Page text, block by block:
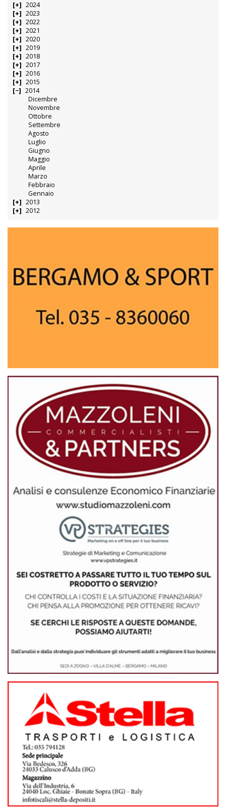
2024
2023
2022
2021
2020
2019
2018
2017
2016
2015
2014
Dicembre
Novembre
Ottobre
Settembre
Agosto
Luglio
Giugno
Maggio
Aprile
Marzo
Febbraio
Gennaio
2013
2012